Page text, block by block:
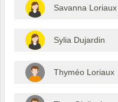
Savanna Loriaux
Sylia Dujardin
Thyméo Loriaux